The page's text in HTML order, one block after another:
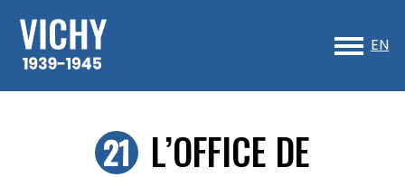
EN
to
L’OFFICE DE